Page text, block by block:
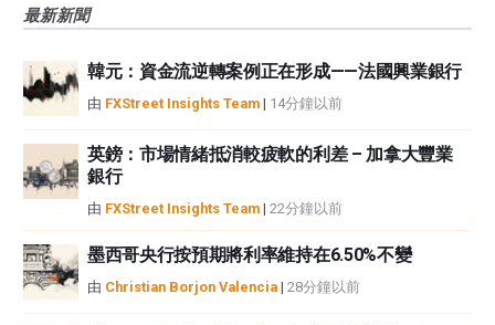
觀點，並不代表FXStreet或其廣告商的官方政策或立場。作者不對本頁連結的
如果文章正文中沒有明確提到，在撰寫本文時，作者在本文中提到的任何股票
中都沒有頭寸，也沒有與文中提到的任何公司有業務關係。除了FXStreet，作
者沒有收到撰寫這篇文章的報酬。
FXStreet和作者不提供個性化的建議。作者對該資訊的準確性、完整性或適用
性不作任何陳述。FXStreet和作者將不承擔任何錯誤，遺漏或任何損失，傷害
或損害由此資訊及其顯示或使用引起的。錯誤和遺漏除外。本文作者和
FXStreet並非註冊投資顧問，本文內容無意提供任何投資建議。
最新新聞
韓元：資金流逆轉案例正在形成——法國興業銀行
由 FXStreet Insights Team | 14分鐘以前
英鎊：市場情緒抵消較疲軟的利差 – 加拿大豐業
銀行
由 FXStreet Insights Team | 22分鐘以前
墨西哥央行按預期將利率維持在6.50%不變
由 Christian Borjon Valencia | 28分鐘以前